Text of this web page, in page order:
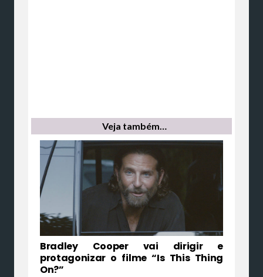
Veja também…
Bradley Cooper vai dirigir e
protagonizar o filme “Is This Thing
On?”